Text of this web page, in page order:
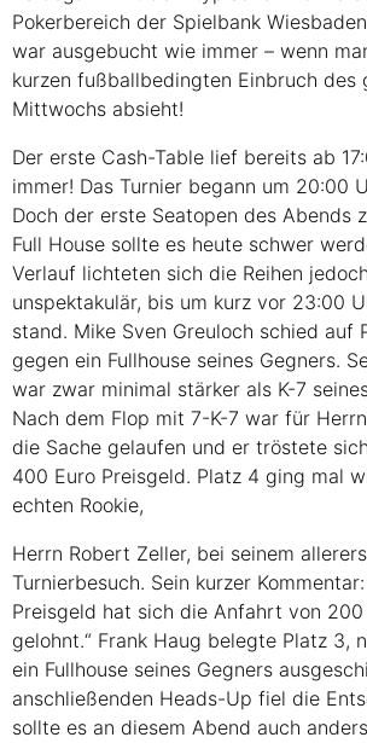
Pokerbereich der Spielbank
war ausgebucht wie immer – wenn
kurzen fußballbedingten Einbruch des
Mittwochs absieht!
Der erste Cash-Table lief bereits ab
immer! Das Turnier begann um 20:00
Doch der erste Seatopen des Abends
Full House sollte es heute schwer
Verlauf lichteten sich die Reihen
unspektakulär, bis um kurz vor 23:00
stand. Mike Sven Greuloch schied auf
gegen ein Fullhouse seines Gegners.
war zwar minimal stärker als K-7
Nach dem Flop mit 7-K-7 war für
die Sache gelaufen und er tröstete
400 Euro Preisgeld. Platz 4 ging mal
echten Rookie,
Herrn Robert Zeller, bei seinem
Turnierbesuch. Sein kurzer
Preisgeld hat sich die Anfahrt von
gelohnt.“ Frank Haug belegte Platz 3,
ein Fullhouse seines Gegners
anschließenden Heads-Up fiel die
sollte es an diesem Abend auch